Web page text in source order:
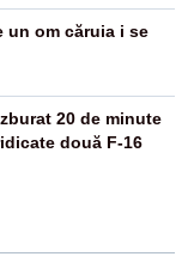
un om căruia i se
20 de minute
două F-16